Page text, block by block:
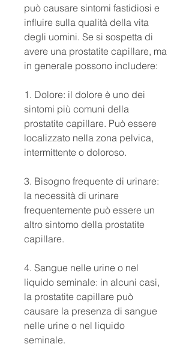
può causare sintomi fastidiosi e
influire sulla qualità della vita
degli uomini. Se si sospetta di
avere una prostatite capillare, ma
in generale possono includere:
1. Dolore: il dolore è uno dei
sintomi più comuni della
prostatite capillare. Può essere
localizzato nella zona pelvica,
intermittente o doloroso.
3. Bisogno frequente di urinare:
la necessità di urinare
frequentemente può essere un
altro sintomo della prostatite
capillare.
4. Sangue nelle urine o nel
liquido seminale: in alcuni casi,
la prostatite capillare può
causare la presenza di sangue
nelle urine o nel liquido
seminale.